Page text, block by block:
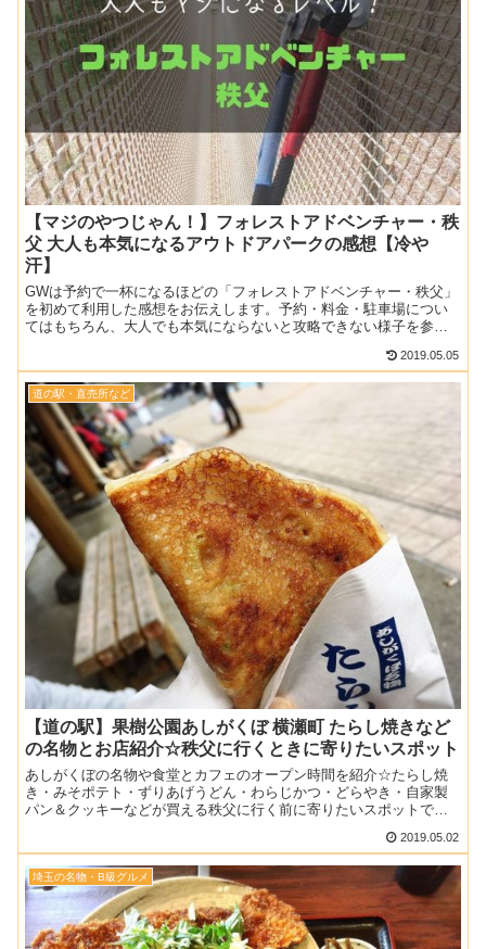
【マジのやつじゃん！】フォレストアドベンチャー・秩
父 大人も本気になるアウトドアパークの感想【冷や
汗】
GWは予約で一杯になるほどの「フォレストアドベンチャー・秩父」
を初めて利用した感想をお伝えします。予約・料金・駐車場につい
てはもちろん、大人でも本気にならないと攻略できない様子を参考
2019.05.05
道の駅・直売所など
【道の駅】果樹公園あしがくぼ 横瀬町 たらし焼きなど
の名物とお店紹介☆秩父に行くときに寄りたいスポット
あしがくぼの名物や食堂とカフェのオープン時間を紹介☆たらし焼
き・みそポテト・ずりあげうどん・わらじかつ・どらやき・自家製
パン＆クッキーなどが買える秩父に行く前に寄りたいスポットで
2019.05.02
埼玉の名物・B級グルメ